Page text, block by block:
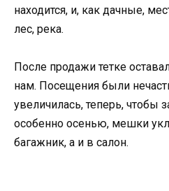
находится, и, как дачные,
лес, река.
После продажи тетке
нам. Посещения были
увеличилась, теперь, чтобы
особенно осенью, мешки
багажник, а и в салон.